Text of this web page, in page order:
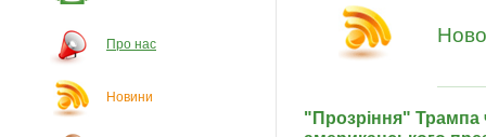
Про нас
Новини
"Прозріння" Трампа